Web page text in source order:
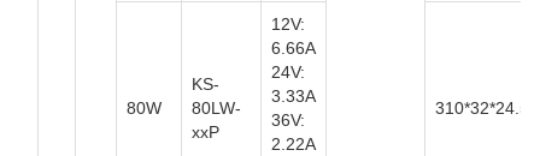
80W
KS-
80LW-
xxP
12V:
6.66A
24V:
3.33A
36V:
2.22A